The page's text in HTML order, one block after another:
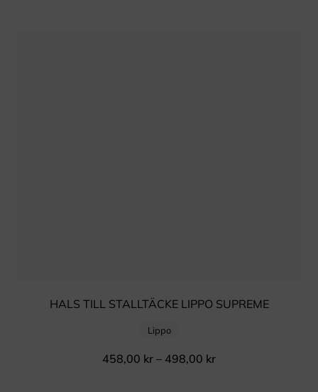
HALS TILL STALLTÄCKE LIPPO SUPREME
Lippo
458,00 kr – 498,00 kr